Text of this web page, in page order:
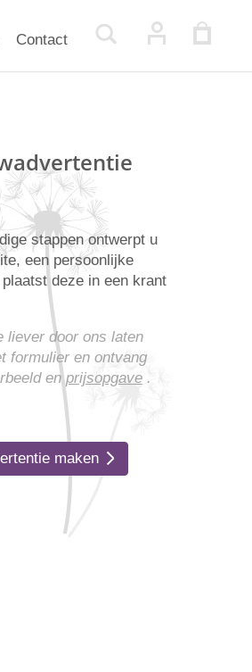
Contact
stappen ontwerpt u
een persoonlijke
deze in een krant
liever door ons laten
formulier en ontvang
enprijsopgave.
maken